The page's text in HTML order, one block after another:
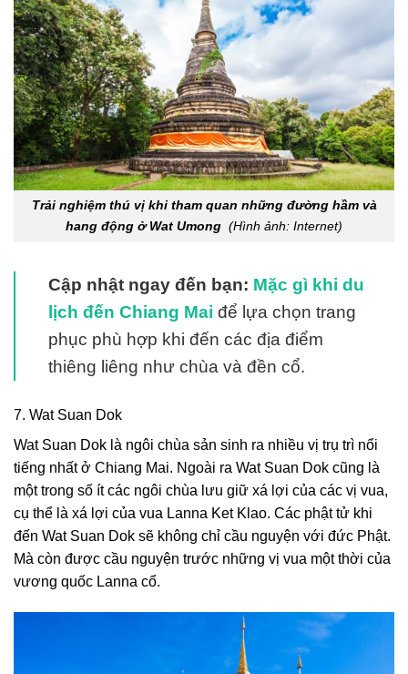
Trải nghiệm thú vị khi tham quan những đường hầm và
hang động ở Wat Umong (Hình ảnh: Internet)
Cập nhật ngay đến bạn: Mặc gì khi du
lịch đến Chiang Mai để lựa chọn trang
phục phù hợp khi đến các địa điểm
thiêng liêng như chùa và đền cổ.
7. Wat Suan Dok
Wat Suan Dok là ngôi chùa sản sinh ra nhiều vị trụ trì nổi
tiếng nhất ở Chiang Mai. Ngoài ra Wat Suan Dok cũng là
một trong số ít các ngôi chùa lưu giữ xá lợi của các vị vua,
cụ thể là xá lợi của vua Lanna Ket Klao. Các phật tử khi
đến Wat Suan Dok sẽ không chỉ cầu nguyện với đức Phật.
Mà còn được cầu nguyện trước những vị vua một thời của
vương quốc Lanna cổ.